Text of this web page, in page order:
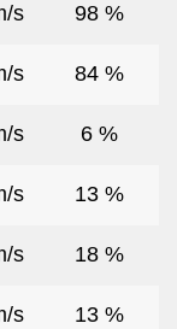
s 98 %
s 84 %
s 6 %
s 13 %
s 18 %
s 13 %